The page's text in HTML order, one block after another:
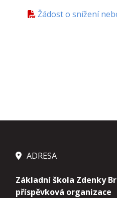
Žádost o snížení
ADRESA
Základní škola Zdenky
příspěvková organizace